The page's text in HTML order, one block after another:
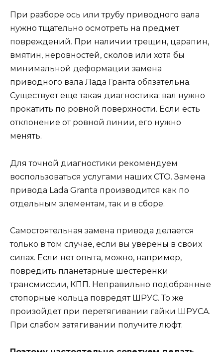
При разборе ось или трубу приводного вала
нужно тщательно осмотреть на предмет
повреждений. При наличии трещин, царапин,
вмятин, неровностей, сколов или хотя бы
минимальной деформации замена
приводного вала Лада Гранта обязательна.
Существует еще такая диагностика: вал нужно
прокатить по ровной поверхности. Если есть
отклонение от ровной линии, его нужно
менять.
Для точной диагностики рекомендуем
воспользоваться услугами наших СТО. Замена
привода Lada Granta производится как по
отдельным элементам, так и в сборе.
Самостоятельная замена привода делается
только в том случае, если вы уверены в своих
силах. Если нет опыта, можно, например,
повредить планетарные шестеренки
трансмиссии, КПП. Неправильно подобранные
стопорные кольца повредят ШРУС. То же
произойдет при перетягивании гайки ШРУСА.
При слабом затягивании получите люфт.